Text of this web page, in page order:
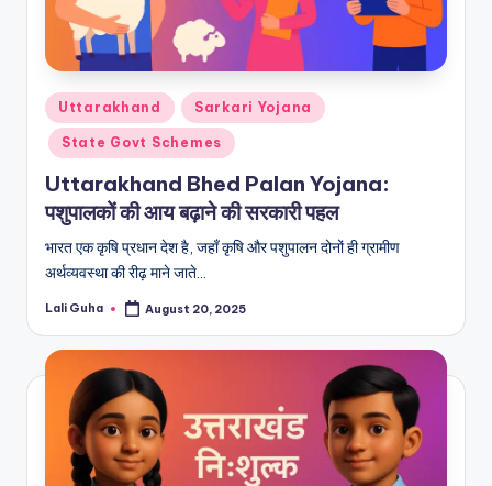
Posted
in
Uttarakhand Sarkari Yojana
State Govt Schemes
Uttarakhand Bhed Palan Yojana:
पशुपालकों की आय बढ़ाने की सरकारी पहल
भारत एक कृषि प्रधान देश है, जहाँ कृषि और पशुपालन दोनों ही ग्रामीण
अर्थव्यवस्था की रीढ़ माने जाते…
Posted
Lali Guha August 20, 2025